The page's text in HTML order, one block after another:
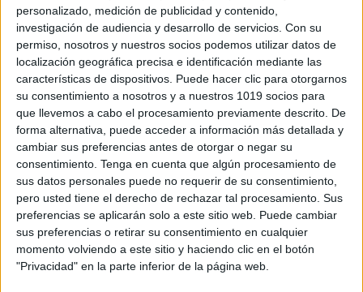
personalizado, medición de publicidad y contenido,
investigación de audiencia y desarrollo de servicios. Con su
permiso, nosotros y nuestros socios podemos utilizar datos de
localización geográfica precisa e identificación mediante las
características de dispositivos. Puede hacer clic para otorgarnos
su consentimiento a nosotros y a nuestros 1019 socios para
que llevemos a cabo el procesamiento previamente descrito. De
forma alternativa, puede acceder a información más detallada y
cambiar sus preferencias antes de otorgar o negar su
consentimiento. Tenga en cuenta que algún procesamiento de
sus datos personales puede no requerir de su consentimiento,
pero usted tiene el derecho de rechazar tal procesamiento. Sus
preferencias se aplicarán solo a este sitio web. Puede cambiar
sus preferencias o retirar su consentimiento en cualquier
momento volviendo a este sitio y haciendo clic en el botón
"Privacidad" en la parte inferior de la página web.